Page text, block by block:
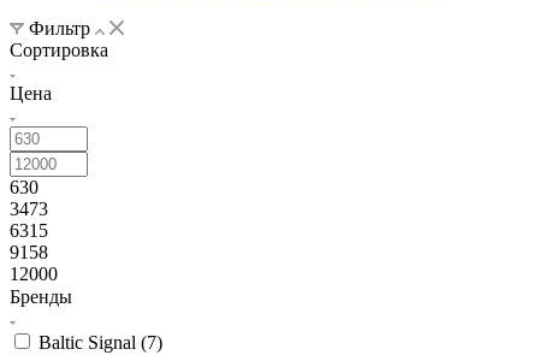
Фильтр
Сортировка
Цена
630
3473
6315
9158
12000
Бренды
Baltic Signal (7)